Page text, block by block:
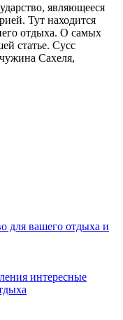
являющееся
Тут находится
отдыха. О самых
статье. Сусс
Сахеля,
для вашего отдыха и
интересные